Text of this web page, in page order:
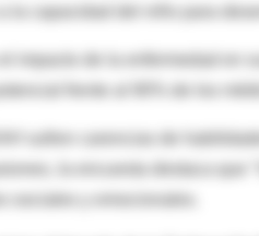
la capacidad del niño para
impacto de la enfermedad
frente al 90% de los
sufren carencias de
sociales y emocionales.